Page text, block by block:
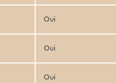
Oui
Oui
Oui